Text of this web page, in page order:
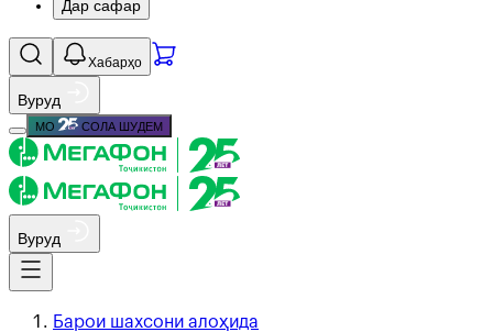
Дар сафар
Хабарҳо
Вуруд
МО СОЛА ШУДЕМ
Вуруд
Барои шахсони алоҳида